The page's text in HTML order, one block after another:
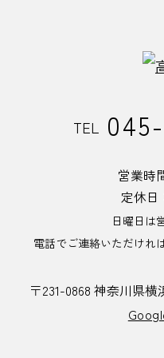
TEL
営業時
定休日
日曜日は
電話でご連絡いただければ
〒231-0868 神奈川県横